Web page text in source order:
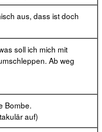
aus, dass ist doch
soll ich mich mit
Ab weg
Bombe.
auf)